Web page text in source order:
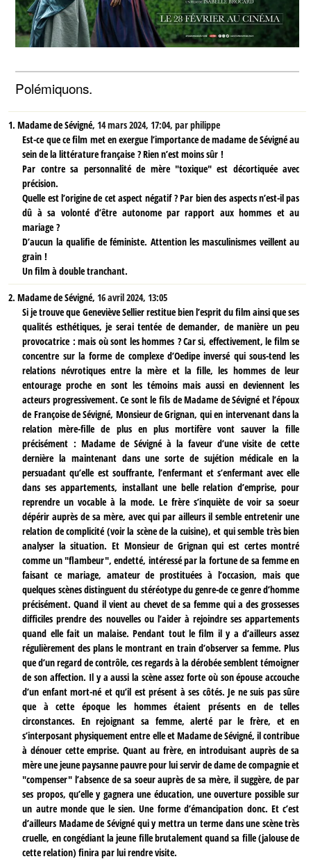
Polémiquons.
1. Madame de Sévigné,14 mars 2024, 17:04,parphilippe
Est-ce que ce film met en exergue l’importance de madame de Sévigné au
sein de la littérature française ? Rien n’est moins sûr !
Par contre sa personnalité de mère "toxique" est décortiquée avec
précision.
Quelle est l’origine de cet aspect négatif ? Par bien des aspects n’est-il pas
dû à sa volonté d’être autonome par rapport aux hommes et au
mariage ?
D’aucun la qualifie de féministe. Attention les masculinismes veillent au
grain !
Un film à double tranchant.
2. Madame de Sévigné,16 avril 2024, 13:05
Si je trouve que Geneviève Sellier restitue bien l’esprit du film ainsi que ses
qualités esthétiques, je serai tentée de demander, de manière un peu
provocatrice : mais où sont les hommes ? Car si, effectivement, le film se
concentre sur la forme de complexe d’Oedipe inversé qui sous-tend les
relations névrotiques entre la mère et la fille, les hommes de leur
entourage proche en sont les témoins mais aussi en deviennent les
acteurs progressivement. Ce sont le fils de Madame de Sévigné et l’époux
de Françoise de Sévigné, Monsieur de Grignan, qui en intervenant dans la
relation mère-fille de plus en plus mortifère vont sauver la fille
précisément : Madame de Sévigné à la faveur d’une visite de cette
dernière la maintenant dans une sorte de sujétion médicale en la
persuadant qu’elle est souffrante, l’enfermant et s’enfermant avec elle
dans ses appartements, installant une belle relation d’emprise, pour
reprendre un vocable à la mode. Le frère s’inquiète de voir sa soeur
dépérir auprès de sa mère, avec qui par ailleurs il semble entretenir une
relation de complicité (voir la scène de la cuisine), et qui semble très bien
analyser la situation. Et Monsieur de Grignan qui est certes montré
comme un "flambeur", endetté, intéressé par la fortune de sa femme en
faisant ce mariage, amateur de prostituées à l’occasion, mais que
quelques scènes distinguent du stéréotype du genre-de ce genre d’homme
précisément. Quand il vient au chevet de sa femme qui a des grossesses
difficiles prendre des nouvelles ou l’aider à rejoindre ses appartements
quand elle fait un malaise. Pendant tout le film il y a d’ailleurs assez
régulièrement des plans le montrant en train d’observer sa femme. Plus
que d’un regard de contrôle, ces regards à la dérobée semblent témoigner
de son affection. Il y a aussi la scène assez forte où son épouse accouche
d’un enfant mort-né et qu’il est présent à ses côtés. Je ne suis pas sûre
que à cette époque les hommes étaient présents en de telles
circonstances. En rejoignant sa femme, alerté par le frère, et en
s’interposant physiquement entre elle et Madame de Sévigné, il contribue
à dénouer cette emprise. Quant au frère, en introduisant auprès de sa
mère une jeune paysanne pauvre pour lui servir de dame de compagnie et
"compenser" l’absence de sa soeur auprès de sa mère, il suggère, de par
ses propos, qu’elle y gagnera une éducation, une ouverture possible sur
un autre monde que le sien. Une forme d’émancipation donc. Et c’est
d’ailleurs Madame de Sévigné qui y mettra un terme dans une scène très
cruelle, en congédiant la jeune fille brutalement quand sa fille (jalouse de
cette relation) finira par lui rendre visite.